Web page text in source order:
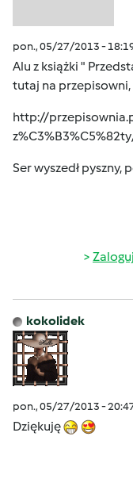
pon., 05/27/2013 -
Alu z książki "
tutaj na
http://
Ser wyszedł pyszny,
Zaloguj
kokolidek
pon., 05/27/2013 -
Dziękuję